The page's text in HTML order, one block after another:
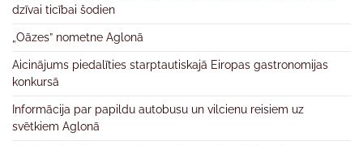
dzīvai ticībai šodien
„Oāzes” nometne Aglonā
Aicinājums piedalīties starptautiskajā Eiropas gastronomijas
konkursā
Informācija par papildu autobusu un vilcienu reisiem uz
svētkiem Aglonā